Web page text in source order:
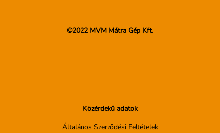
©2022 MVM Mátra Gép Kft.
Közérdekű adatok
Általános Szerződési Feltételek